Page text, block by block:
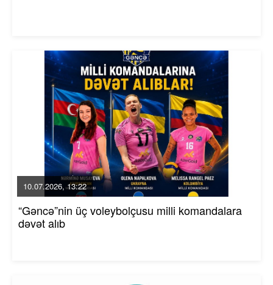
10.07.2026, 13:22
“Gəncə”nin üç voleybolçusu milli komandalara
dəvət alıb